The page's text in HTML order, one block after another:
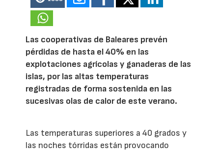
Las cooperativas de Baleares prevén
pérdidas de hasta el 40% en las
explotaciones agrícolas y ganaderas de las
islas, por las altas temperaturas
registradas de forma sostenida en las
sucesivas olas de calor de este verano.
Las temperaturas superiores a 40 grados y
las noches tórridas están provocando